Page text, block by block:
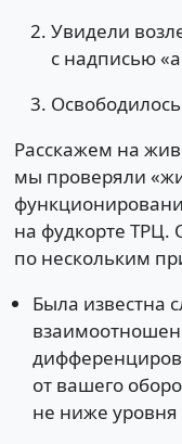
Увидели
с надписью
Расскажем на
мы проверяли
на фудкорте ТРЦ.
по нескольким
Была известна
от вашего
не ниже